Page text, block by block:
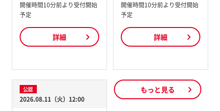
開催時間10分前より受付開始
予定
詳細
開催時間10分前より受付開始
予定
詳細
公認
2026.08.11（火）12:00
もっと見る